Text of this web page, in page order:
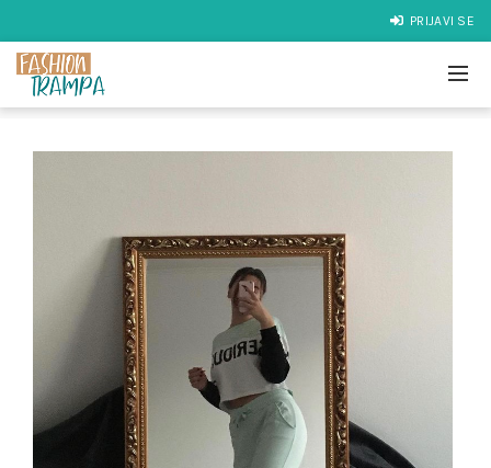
PRIJAVI SE